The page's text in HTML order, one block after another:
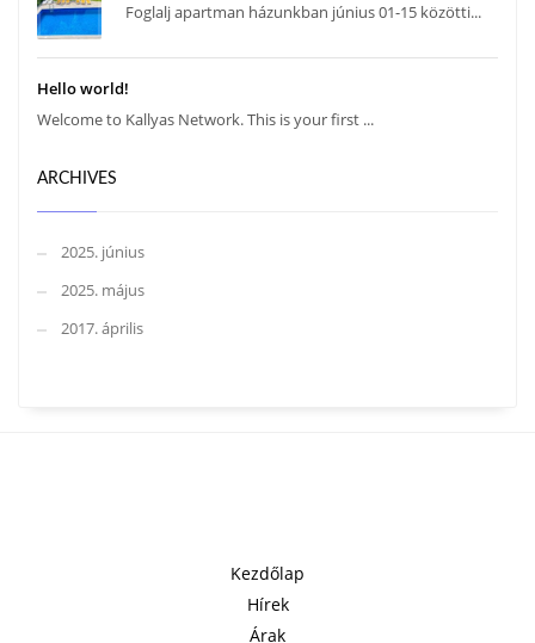
Foglalj apartman házunkban június 01-15 közötti...
Hello world!
Welcome to Kallyas Network. This is your first ...
ARCHIVES
2025. június
2025. május
2017. április
Kezdőlap
Hírek
Árak